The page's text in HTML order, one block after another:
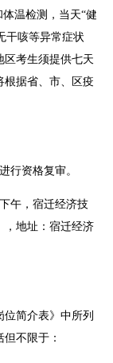
温检测，当天“健
干咳等异常症状
区考生须提供七天
根据省、市、区疫
行资格复审。
午，宿迁经济技
，地址：宿迁经济
简介表》中所列
不限于：